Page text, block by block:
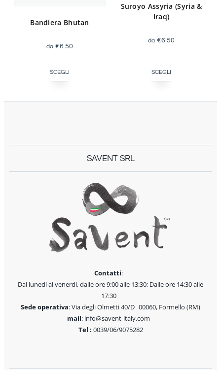
Bandiera Bhutan
€6.50
SCEGLI
Suroyo Assyria (Syria &
Iraq)
€6.50
SCEGLI
SAVENT SRL
Contatti:
Dal lunedì al venerdì, dalle ore 9:00 alle 13:30; Dalle ore 14:30 alle
17:30
Sede operativa: Via degli Olmetti 40/D 00060, Formello (RM)
mail: info@savent-italy.com
Tel : 0039/06/9075282